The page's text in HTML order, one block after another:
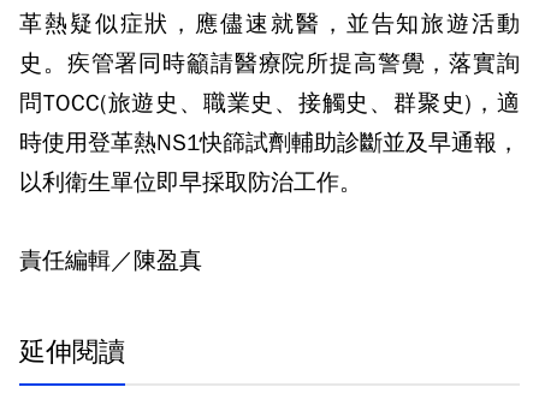
革熱疑似症狀，應儘速就醫，並告知旅遊活動
史。疾管署同時籲請醫療院所提高警覺，落實詢
問TOCC(旅遊史、職業史、接觸史、群聚史)，適
時使用登革熱NS1快篩試劑輔助診斷並及早通報，
以利衛生單位即早採取防治工作。
責任編輯／陳盈真
延伸閱讀